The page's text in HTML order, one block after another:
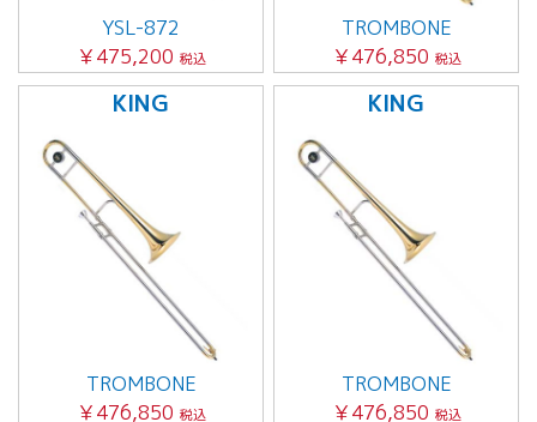
YSL-872
￥475,200 税込
TROMBONE
￥476,850 税込
KING
TROMBONE
￥476,850 税込
KING
TROMBONE
￥476,850 税込